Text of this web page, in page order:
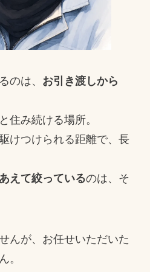
のは、 お引き渡しから
住み続ける場所。
けつけられる距離で、長
えて絞っているのは、そ
んが、お任せいただいた
。